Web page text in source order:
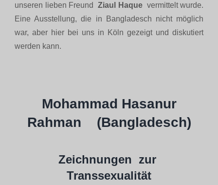
Blog
Termine
unseren lieben Freund Ziaul Haque vermittelt wurde.
Eine Ausstellung, die in Bangladesch nicht möglich
war, aber hier bei uns in Köln gezeigt und diskutiert
werden kann.
Mohammad Hasanur
Rahman
(Bangladesch)
Zeichnungen zur
Transsexualität